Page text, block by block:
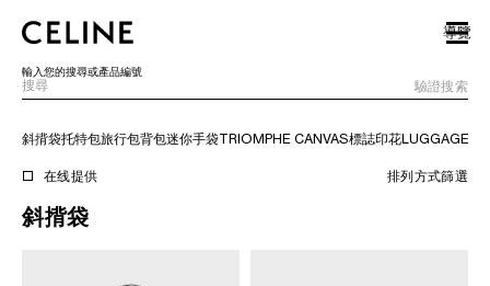
SKIP TO FOOTER CONTENT
跳至主導覽
導覽
輸入您的搜尋或產品編號
驗證搜索
斜揹袋托特包旅行包背包迷你手袋TRIOMPHE CANVAS標誌印花LUGGAGE
在线提供 排列方式篩選
斜揹袋
歐洲